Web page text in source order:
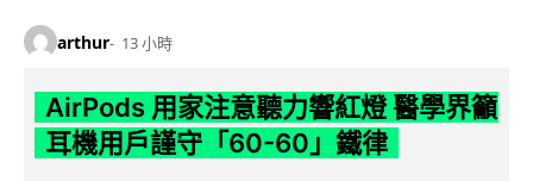
arthur 13 小時
AirPods 用家注意聽力響紅燈 醫學界籲
耳機用戶謹守「60-60」鐵律